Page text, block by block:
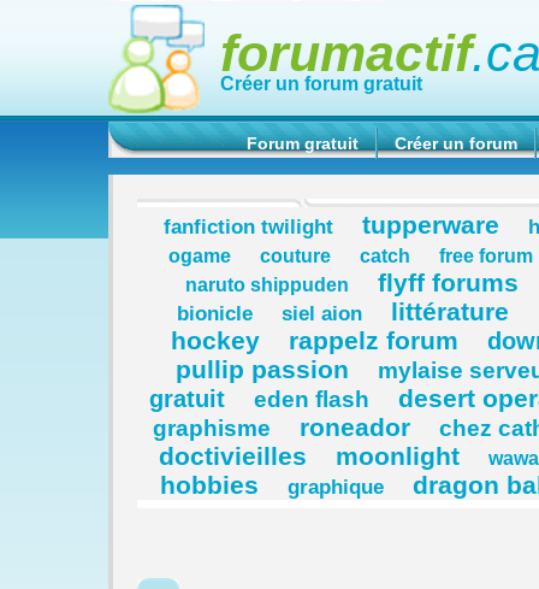
forumactif
Créer un forum gratuit
Forum gratuit Créer un forum
fanfiction twilight tupperware
ogame couture catch
free forum
naruto shippuden
flyff forums
bionicle siel aion littérature
hockey rappelz forum
pullip passion mylaise
gratuit eden flash desert
graphisme roneador chez
doctivieilles moonlight
hobbies graphique dragon